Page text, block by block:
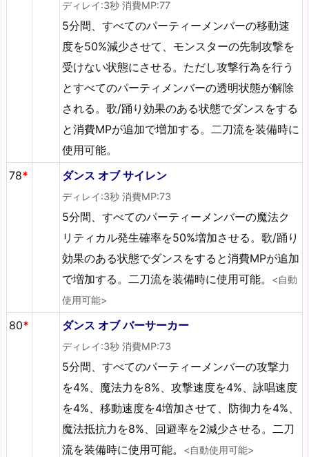
ディレイ:3秒 消費MP:77
5分間、すべてのパーティーメンバーの移動速
度を50%減少させて、モンスターの先制攻撃を
受けない状態にさせる。ただし攻撃行為を行う
とすべてのパーティメンバーの透明状態が解除
される。歌/踊り効果のある状態でダンスをする
と消費MPが追加で増加する。二刀流を装備時に
使用可能。
78* ダンス オブ サイレン
ディレイ:3秒 消費MP:73
5分間、すべてのパーティーメンバーの魔法ク
リティカル発生確率を50%増加させる。歌/踊り
効果のある状態でダンスをすると消費MPが追加
で増加する。二刀流を装備時に使用可能。
<自動
使用可能>
80* ダンス オブ バーサーカー
ディレイ:3秒 消費MP:73
5分間、すべてのパーティーメンバーの攻撃力
を4%、魔法力を8%、攻撃速度を4%、詠唱速度
を4%、移動速度を4増加させて、防御力を4%、
魔法抵抗力を8%、回避率を2減少させる。二刀
流を装備時に使用可能。
<自動使用可能>